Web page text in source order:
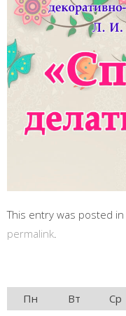
This entry was posted in
permalink.
Пн
Вт Ср